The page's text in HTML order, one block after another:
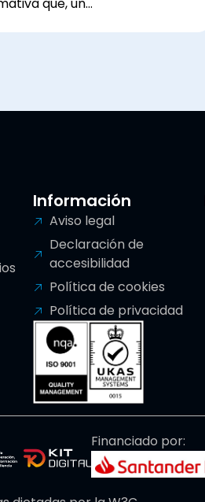
Información
Aviso legal
Declaración de
accesibilidad
Política de cookies
Política de privacidad
Financiado por: